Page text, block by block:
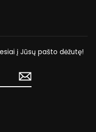
į Jūsų pašto dėžutę!